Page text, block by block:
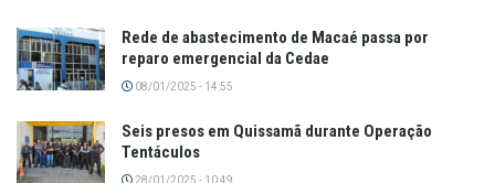
Rede de abastecimento de Macaé passa por
reparo emergencial da Cedae
08/01/2025 - 14:55
Seis presos em Quissamã durante Operação
Tentáculos
28/01/2025 - 10:49